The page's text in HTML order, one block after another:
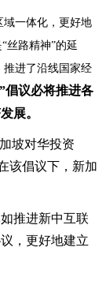
域一体化，更好地
丝路精神”的延
推进了沿线国家经
倡议必将推进各
展。
坡对华投资
该倡议下，新加
推进新中互联
，更好地建立